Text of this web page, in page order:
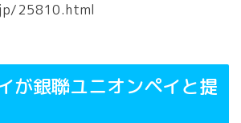
25810.html
が銀聯ユニオンペイと提